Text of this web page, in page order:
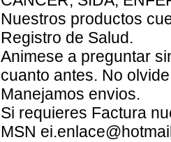
Nuestros productos
Registro de Salud.
Animese a preguntar
cuanto antes. No
Manejamos envios.
Si requieres Factura
MSN